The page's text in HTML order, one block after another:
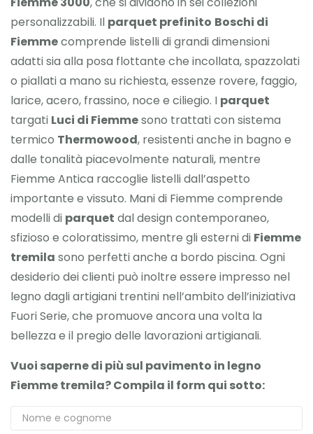
personalizzabili. Il parquet prefinito Boschi di
Fiemmecomprende listelli di grandi dimensioni
adatti sia alla posa flottante che incollata, spazzolati
o piallati a mano su richiesta, essenze rovere, faggio,
larice, acero, frassino, noce e ciliegio. I parquet
targati Luci di Fiemmesono trattati con sistema
termico Thermowood, resistenti anche in bagno e
dalle tonalità piacevolmente naturali, mentre
Fiemme Antica raccoglie listelli dall’aspetto
importante e vissuto. Mani di Fiemme comprende
modelli di parquet dal design contemporaneo,
sfizioso e coloratissimo, mentre gli esterni di Fiemme
tremila sono perfetti anche a bordo piscina. Ogni
desiderio dei clienti può inoltre essere impresso nel
legno dagli artigiani trentini nell’ambito dell’iniziativa
Fuori Serie, che promuove ancora una volta la
bellezza e il pregio delle lavorazioni artigianali.
Vuoi saperne di più sul pavimento in legno
Fiemme tremila? Compila il form qui sotto: